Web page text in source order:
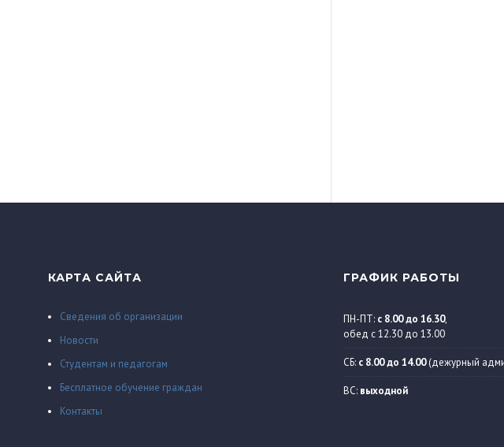
КАРТА САЙТА
Сведения об организации
Новости
Студентам и педагогам
Бесплатное обучение граждан
Контакты
ГРАФИК РАБОТЫ
ПН-ПТ: с 8.00 до 16.30,
обед с 12.30 до 13.00
СБ: с 8.00 до 14.00(дежурный
ВС: выходной